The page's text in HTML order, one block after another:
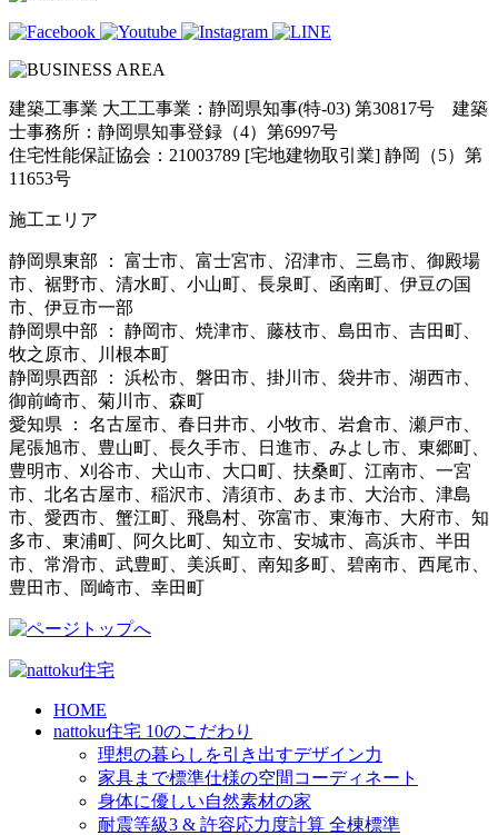
建築工事業 大工工事業：静岡県知事(特-03) 第30817号 建築
士事務所：静岡県知事登録（4）第6997号
住宅性能保証協会：21003789 [宅地建物取引業] 静岡（5）第
11653号
施工エリア
静岡県東部 ： 富士市、富士宮市、沼津市、三島市、御殿場
市、裾野市、清水町、小山町、長泉町、函南町、伊豆の国
市、伊豆市一部
静岡県中部 ： 静岡市、焼津市、藤枝市、島田市、吉田町、
牧之原市、川根本町
静岡県西部 ： 浜松市、磐田市、掛川市、袋井市、湖西市、
御前崎市、菊川市、森町
愛知県 ： 名古屋市、春日井市、小牧市、岩倉市、瀬戸市、
尾張旭市、豊山町、長久手市、日進市、みよし市、東郷町、
豊明市、刈谷市、犬山市、大口町、扶桑町、江南市、一宮
市、北名古屋市、稲沢市、清須市、あま市、大治市、津島
市、愛西市、蟹江町、飛島村、弥富市、東海市、大府市、知
多市、東浦町、阿久比町、知立市、安城市、高浜市、半田
市、常滑市、武豊町、美浜町、南知多町、碧南市、西尾市、
豊田市、岡崎市、幸田町
HOME
nattoku住宅 10のこだわり
理想の暮らしを引き出すデザイン力
家具まで標準仕様の空間コーディネート
身体に優しい自然素材の家
耐震等級3 & 許容応力度計算 全棟標準